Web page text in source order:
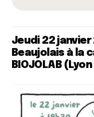
Jeudi 22
Beaujolais à la
BIOJOLAB